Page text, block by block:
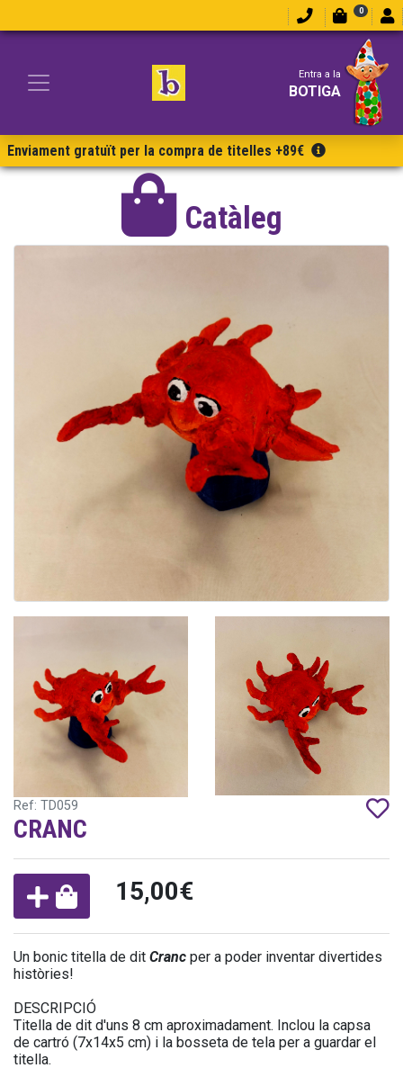
0
Entra a la
BOTIGA
Enviament gratuït per la compra de titelles +89€
Catàleg
Ref: TD059
CRANC
15,00€
Un bonic titella de dit Cranc per a poder inventar divertides
històries!
DESCRIPCIÓ
Titella de dit d'uns 8 cm aproximadament. Inclou la capsa
de cartró (7x14x5 cm) i la bosseta de tela per a guardar el
titella.